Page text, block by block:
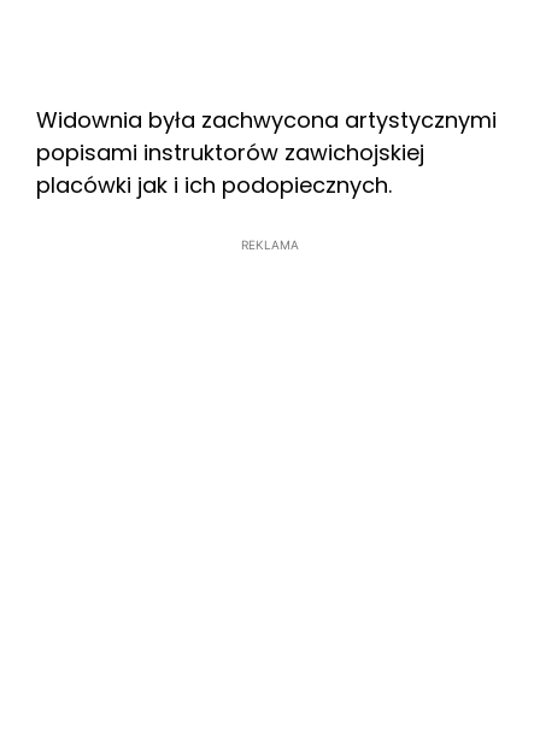
Widownia była zachwycona artystycznymi
popisami instruktorów zawichojskiej
placówki jak i ich podopiecznych.
REKLAMA